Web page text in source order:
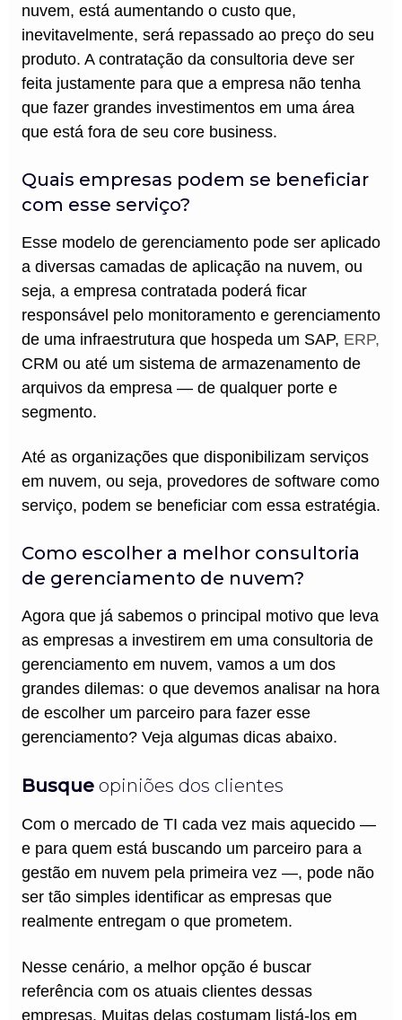
nuvem, está aumentando o custo que,
inevitavelmente, será repassado ao preço do seu
produto. A contratação da consultoria deve ser
feita justamente para que a empresa não tenha
que fazer grandes investimentos em uma área
que está fora de seu core business.
Quais empresas podem se beneficiar
com esse serviço?
Esse modelo de gerenciamento pode ser aplicado
a diversas camadas de aplicação na nuvem, ou
seja, a empresa contratada poderá ficar
responsável pelo monitoramento e gerenciamento
de uma infraestrutura que hospeda um SAP, ERP,
CRM ou até um sistema de armazenamento de
arquivos da empresa — de qualquer porte e
segmento.
Até as organizações que disponibilizam serviços
em nuvem, ou seja, provedores de software como
serviço, podem se beneficiar com essa estratégia.
Como escolher a melhor consultoria
de gerenciamento de nuvem?
Agora que já sabemos o principal motivo que leva
as empresas a investirem em uma consultoria de
gerenciamento em nuvem, vamos a um dos
grandes dilemas: o que devemos analisar na hora
de escolher um parceiro para fazer esse
gerenciamento? Veja algumas dicas abaixo.
Busqueopiniões dos clientes
Com o mercado de TI cada vez mais aquecido —
e para quem está buscando um parceiro para a
gestão em nuvem pela primeira vez —, pode não
ser tão simples identificar as empresas que
realmente entregam o que prometem.
Nesse cenário, a melhor opção é buscar
referência com os atuais clientes dessas
empresas. Muitas delas costumam listá-los em